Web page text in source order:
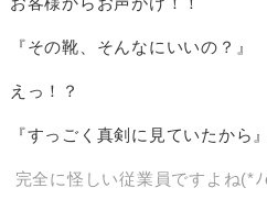
『その靴、そんなにいいの？』
えっ！？
『すっごく真剣に見ていたから
完全に怪しい従業員ですよね(*